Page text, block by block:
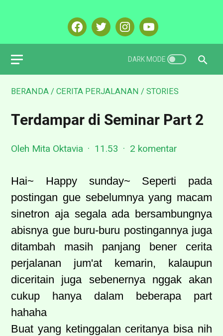
BERANDA / CERITA PERJALANAN / STORIES
Terdampar di Seminar Part 2
Oleh Mita Oktavia 11.53 2 komentar
Hai~ Happy sunday~ Seperti pada
postingan gue sebelumnya yang macam
sinetron aja segala ada bersambungnya
abisnya gue buru-buru postingannya juga
ditambah masih panjang bener cerita
perjalanan jum'at kemarin, kalaupun
diceritain juga sebenernya nggak akan
cukup hanya dalam beberapa part
hahaha
Buat yang ketinggalan ceritanya bisa nih